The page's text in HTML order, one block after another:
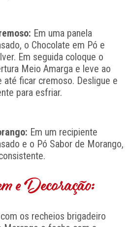
Em uma panela
o Chocolate em Pó e
Em seguida coloque o
Meio Amarga e leve ao
ficar cremoso. Desligue e
para esfriar.
Em um recipiente
e o Pó Sabor de Morango,
e Decoração:
os recheios brigadeiro